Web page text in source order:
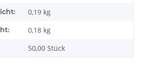
0,19 kg
0,18 kg
50,00 Stück